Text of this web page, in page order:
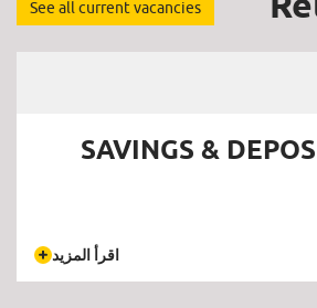
See all current vacancies
SAVINGS &
اقرأ المزيد